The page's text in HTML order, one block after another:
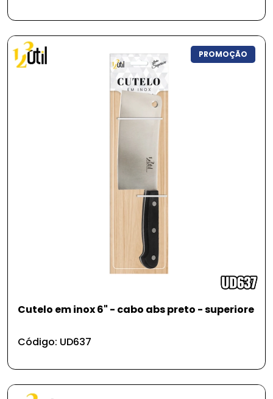
PROMOÇÃO
Cutelo em inox 6" - cabo abs preto - superiore
Código: UD637